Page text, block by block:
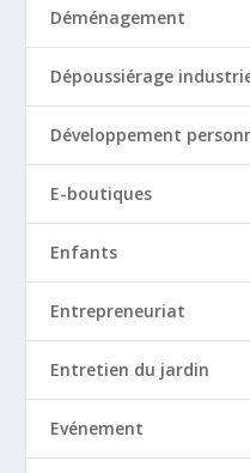
Déménagement
Dépoussiérage
Développement
E-boutiques
Enfants
Entrepreneuriat
Entretien du jardin
Evénement